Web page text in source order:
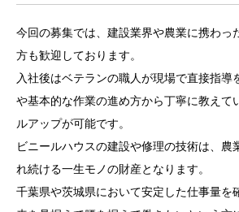
今回の募集では、建設業界や農業に携わっ
方も歓迎しております。
入社後はベテランの職人が現場で直接指導
や基本的な作業の進め方から丁寧に教えて
ルアップが可能です。
ビニールハウスの建設や修理の技術は、農
れ続ける一生モノの財産となります。
千葉県や茨城県において安定した仕事量を